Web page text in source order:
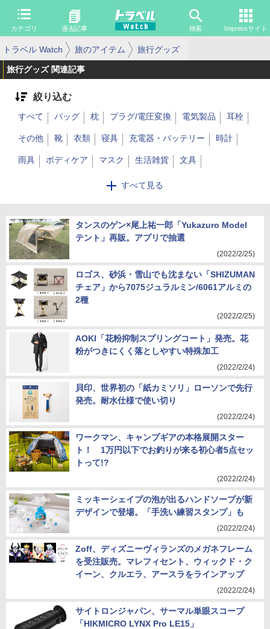
カテゴリ 過去記事 検索 Impressサイト
トラベル Watch 旅のアイテム 旅行グッズ
旅行グッズ 関連記事
絞り込む
すべて見る
すべて バッグ 枕 プラグ/電圧変換 電気製品 耳栓
その他 靴 衣類 寝具 充電器・バッテリー 時計
雨具 ボディケア マスク 生活雑貨 文具
アウトドア用品 DIY
タンスのゲン×尾上祐一郎「Yukazuro Model
テント」再販。アプリで抽選
(2022/2/25)
ロゴス、砂浜・雪山でも沈まない「SHIZUMAN
チェア」から7075ジュラルミン/6061アルミの
2種
(2022/2/25)
AOKI「花粉抑制スプリングコート」発売。花
粉がつきにくく落としやすい特殊加工
(2022/2/24)
貝印、世界初の「紙カミソリ」ローソンで先行
発売。耐水仕様で使い切り
(2022/2/24)
ワークマン、キャンプギアの本格展開スター
ト！ 1万円以下でお釣りが来る初心者5点セッ
トって!?
(2022/2/24)
ミッキーシェイプの泡が出るハンドソープが新
デザインで登場。「手洗い練習スタンプ」も
(2022/2/24)
Zoff、ディズニーヴィランズのメガネフレーム
を受注販売。マレフィセント、ウィックド・ク
イーン、クルエラ、アースラをラインアップ
(2022/2/24)
サイトロンジャパン、サーマル単眼スコープ
「HIKMICRO LYNX Pro LE15」